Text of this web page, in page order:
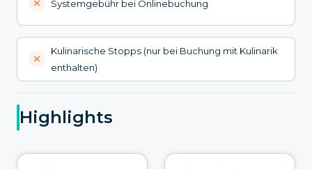
Systemgebühr bei Onlinebuchung
Kulinarische Stopps (nur bei Buchung mit Kulinarik
enthalten)
Highlights